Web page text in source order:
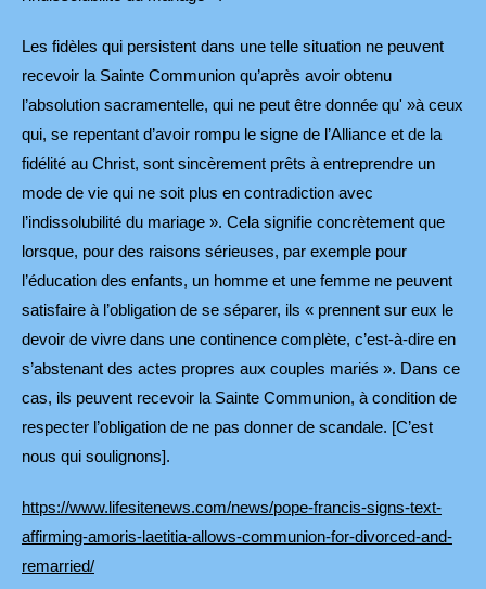
Les fidèles qui persistent dans une telle situation ne peuvent
recevoir la Sainte Communion qu’après avoir obtenu
l’absolution sacramentelle, qui ne peut être donnée qu' »à ceux
qui, se repentant d’avoir rompu le signe de l’Alliance et de la
fidélité au Christ, sont sincèrement prêts à entreprendre un
mode de vie qui ne soit plus en contradiction avec
l’indissolubilité du mariage ». Cela signifie concrètement que
lorsque, pour des raisons sérieuses, par exemple pour
l’éducation des enfants, un homme et une femme ne peuvent
satisfaire à l’obligation de se séparer, ils « prennent sur eux le
devoir de vivre dans une continence complète, c’est-à-dire en
s’abstenant des actes propres aux couples mariés ». Dans ce
cas, ils peuvent recevoir la Sainte Communion, à condition de
respecter l’obligation de ne pas donner de scandale. [C’est
nous qui soulignons].
https://www.lifesitenews.com/news/pope-francis-signs-text-
affirming-amoris-laetitia-allows-communion-for-divorced-and-
remarried/